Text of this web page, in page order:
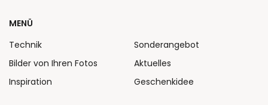
MENÜ
Technik
Bilder von Ihren Fotos
Inspiration
Sonderangebot
Aktuelles
Geschenkidee